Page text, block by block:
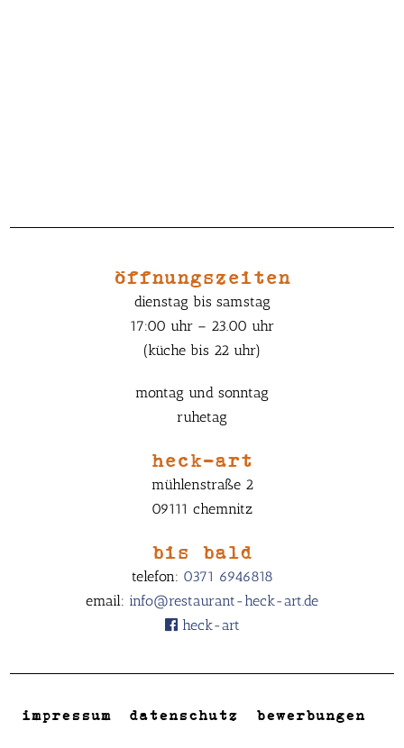
öffnungszeiten
dienstag bis samstag
17:00 uhr – 23.00 uhr
(küche bis 22 uhr)
montag und sonntag
ruhetag
heck-art
mühlenstraße 2
09111 chemnitz
bis bald
telefon: 0371 6946818
email: info@restaurant-heck-art.de
heck-art
impressum datenschutz bewerbungen